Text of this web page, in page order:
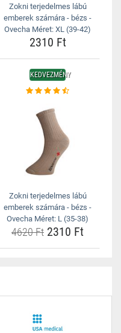
Zokni terjedelmes lábú
emberek számára - bézs -
Ovecha Méret: XL (39-42)
2310 Ft
KEDVEZMÉNY
Zokni terjedelmes lábú
emberek számára - bézs -
Ovecha Méret: L (35-38)
4620 Ft 2310 Ft